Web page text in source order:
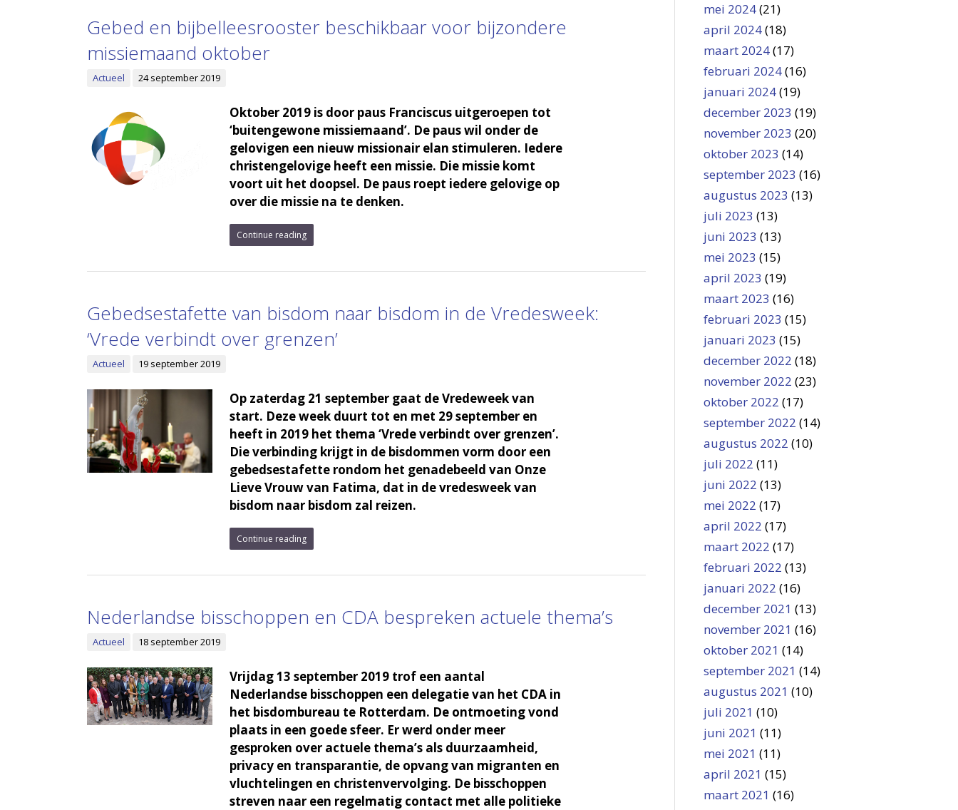
Gebed en bijbelleesrooster beschikbaar voor bijzondere
missiemaand oktober
Actueel 24 september 2019
Oktober 2019 is door paus Franciscus uitgeroepen tot
‘buitengewone missiemaand’. De paus wil onder de
gelovigen een nieuw missionair elan stimuleren. Iedere
christengelovige heeft een missie. Die missie komt
voort uit het doopsel. De paus roept iedere gelovige op
over die missie na te denken.
Continue reading
Gebedsestafette van bisdom naar bisdom in de Vredesweek:
‘Vrede verbindt over grenzen’
Actueel 19 september 2019
Op zaterdag 21 september gaat de Vredeweek van
start. Deze week duurt tot en met 29 september en
heeft in 2019 het thema ‘Vrede verbindt over grenzen’.
Die verbinding krijgt in de bisdommen vorm door een
gebedsestafette rondom het genadebeeld van Onze
Lieve Vrouw van Fatima, dat in de vredesweek van
bisdom naar bisdom zal reizen.
Continue reading
Nederlandse bisschoppen en CDA bespreken actuele thema’s
Actueel 18 september 2019
Vrijdag 13 september 2019 trof een aantal
Nederlandse bisschoppen een delegatie van het CDA in
het bisdombureau te Rotterdam. De ontmoeting vond
plaats in een goede sfeer. Er werd onder meer
gesproken over actuele thema’s als duurzaamheid,
privacy en transparantie, de opvang van migranten en
vluchtelingen en christenvervolging. De bisschoppen
streven naar een regelmatig contact met alle politieke
mei 2024(21)
april 2024(18)
maart 2024(17)
februari 2024(16)
januari 2024(19)
december 2023 (19)
november 2023 (20)
oktober 2023 (14)
september 2023 (16)
augustus 2023 (13)
juli 2023 (13)
juni 2023 (13)
mei 2023 (15)
april 2023 (19)
maart 2023 (16)
februari 2023 (15)
januari 2023 (15)
december 2022 (18)
november 2022 (23)
oktober 2022 (17)
september 2022 (14)
augustus 2022 (10)
juli 2022 (11)
juni 2022 (13)
mei 2022 (17)
april 2022 (17)
maart 2022 (17)
februari 2022 (13)
januari 2022 (16)
december 2021 (13)
november 2021 (16)
oktober 2021 (14)
september 2021 (14)
augustus 2021 (10)
juli 2021 (10)
juni 2021 (11)
mei 2021 (11)
april 2021 (15)
maart 2021 (16)